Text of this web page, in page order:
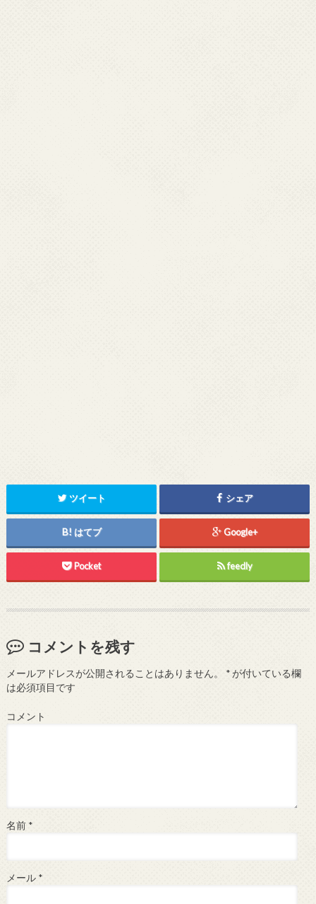
ツイート シェア
はてブ Google+
Pocket feedly
コメントを残す
メールアドレスが公開されることはありません。 *が付いている欄
は必須項目です
コメント
名前 *
メール *